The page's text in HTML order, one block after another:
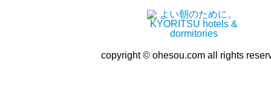
copyright © ohesou.com all rights